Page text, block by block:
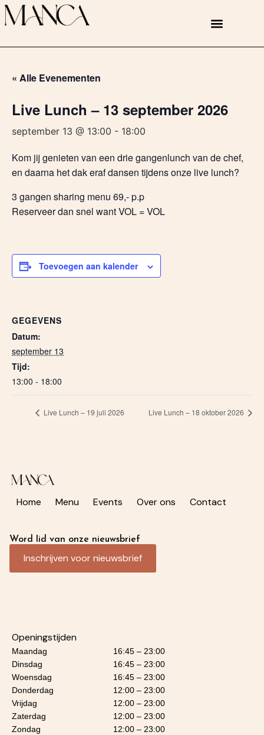
« Alle Evenementen
Live Lunch – 13 september 2026
september 13 @ 13:00 - 18:00
Kom jij genieten van een drie gangenlunch van de chef,
en daarna het dak eraf dansen tijdens onze live lunch?
3 gangen sharing menu 69,- p.p
Reserveer dan snel want VOL = VOL
Toevoegen aan kalender
GEGEVENS
Datum:
september 13
Tijd:
13:00 - 18:00
Live Lunch – 19 juli 2026 Live Lunch – 18 oktober 2026
Home Menu Events Over ons Contact
Word lid van onze nieuwsbrief
Inschrijven voor nieuwsbrief
Openingstijden
Maandag
16:45 – 23:00
Dinsdag
16:45 – 23:00
Woensdag
16:45 – 23:00
Donderdag
12:00 – 23:00
Vrijdag
12:00 – 23:00
Zaterdag
12:00 – 23:00
Zondag
12:00 – 23:00